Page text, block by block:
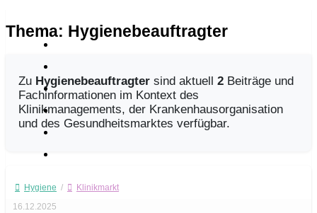
Thema: Hygienebeauftragter
Zu Hygienebeauftragter sind aktuell 2 Beiträge und
Fachinformationen im Kontext des
Klinikmanagements, der Krankenhausorganisation
und des Gesundheitsmarktes verfügbar.
Hygiene /
Klinikmarkt
16.12.2025